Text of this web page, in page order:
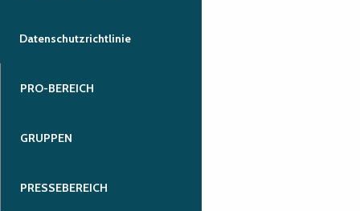
Datenschutzrichtlinie
PRO-BEREICH
GRUPPEN
PRESSEBEREICH